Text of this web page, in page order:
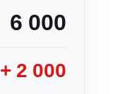
6 000
+ 2 000